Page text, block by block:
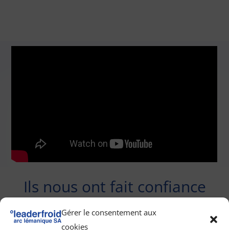
Gérer le consentement aux
cookies
Ils nous ont fait confiance